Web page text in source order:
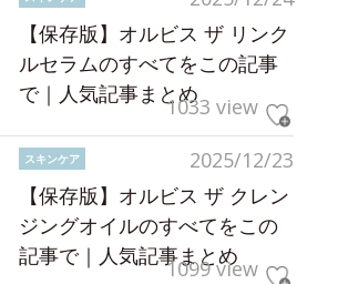
【保存版】オルビス ザ リンク
ルセラムのすべてをこの記事
で｜人気記事まとめ1033 view
2025/12/23
スキンケア
【保存版】オルビス ザ クレン
ジングオイルのすべてをこの
記事で｜人気記事まとめ
1099 view